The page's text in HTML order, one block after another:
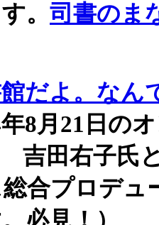
。 司書のま
館だよ。な
年8月21日
吉田右子氏
総合プロデ